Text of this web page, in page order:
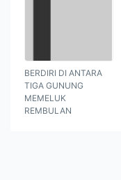
BERDIRI DI ANTARA
TIGA GUNUNG
MEMELUK
REMBULAN